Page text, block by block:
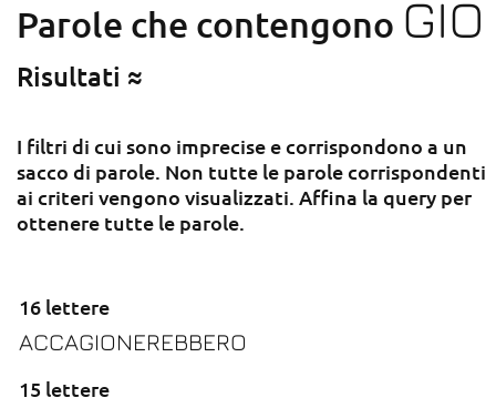
Parole che contengono GIO
Risultati ≈
I filtri di cui sono imprecise e corrispondono a un
sacco di parole. Non tutte le parole corrispondenti
ai criteri vengono visualizzati. Affina la query per
ottenere tutte le parole.
16 lettere
ACCAGIONEREBBERO
15 lettere